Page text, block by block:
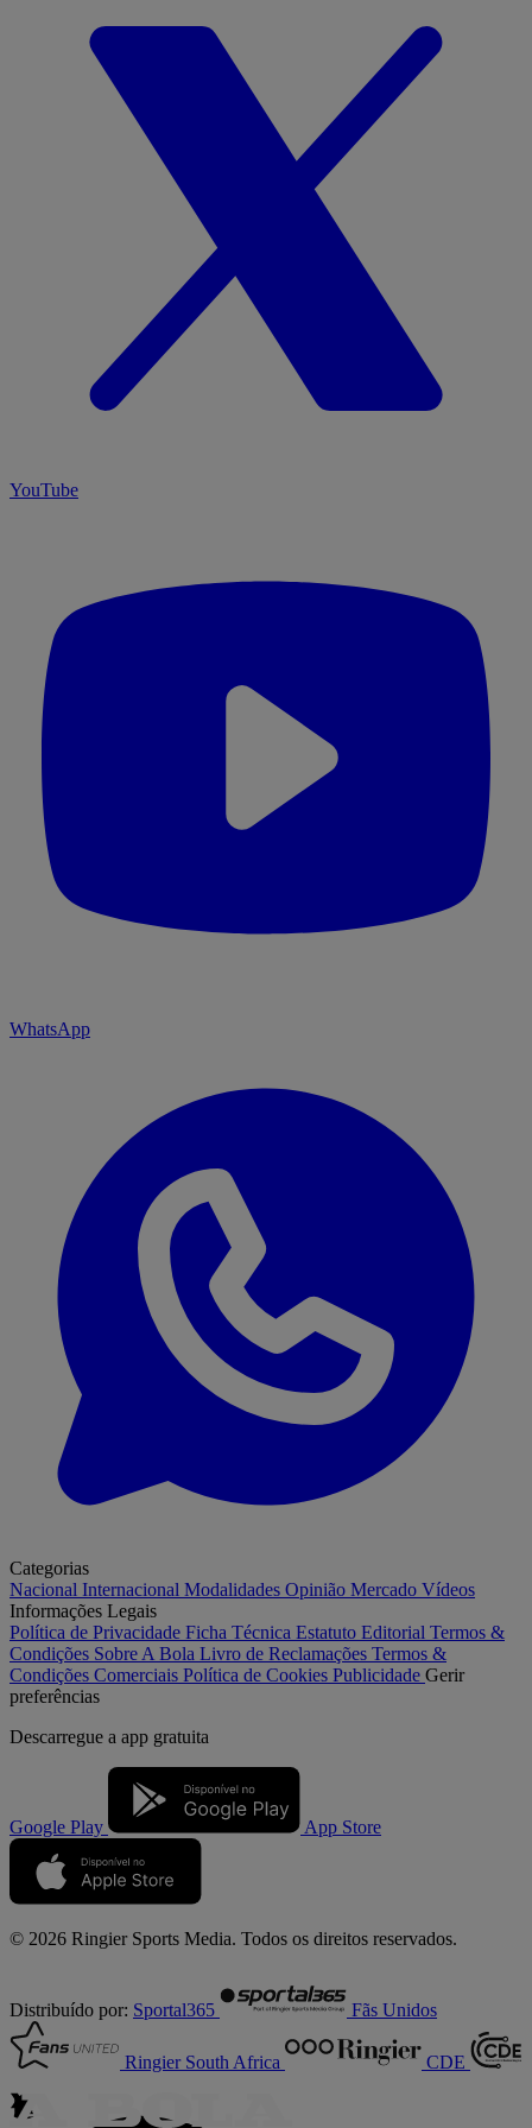
YouTube
WhatsApp
Categorias
Nacional Internacional Modalidades Opinião Mercado Vídeos
Informações Legais
Política de Privacidade Ficha Técnica Estatuto Editorial Termos &
Condições Sobre A Bola Livro de Reclamações Termos &
Condições Comerciais Política de Cookies Publicidade Gerir
preferências
Descarregue a app gratuita
Google Play App Store
© 2026 Ringier Sports Media. Todos os direitos reservados.
Distribuído por: Sportal365 Fãs Unidos
Ringier South Africa CDE